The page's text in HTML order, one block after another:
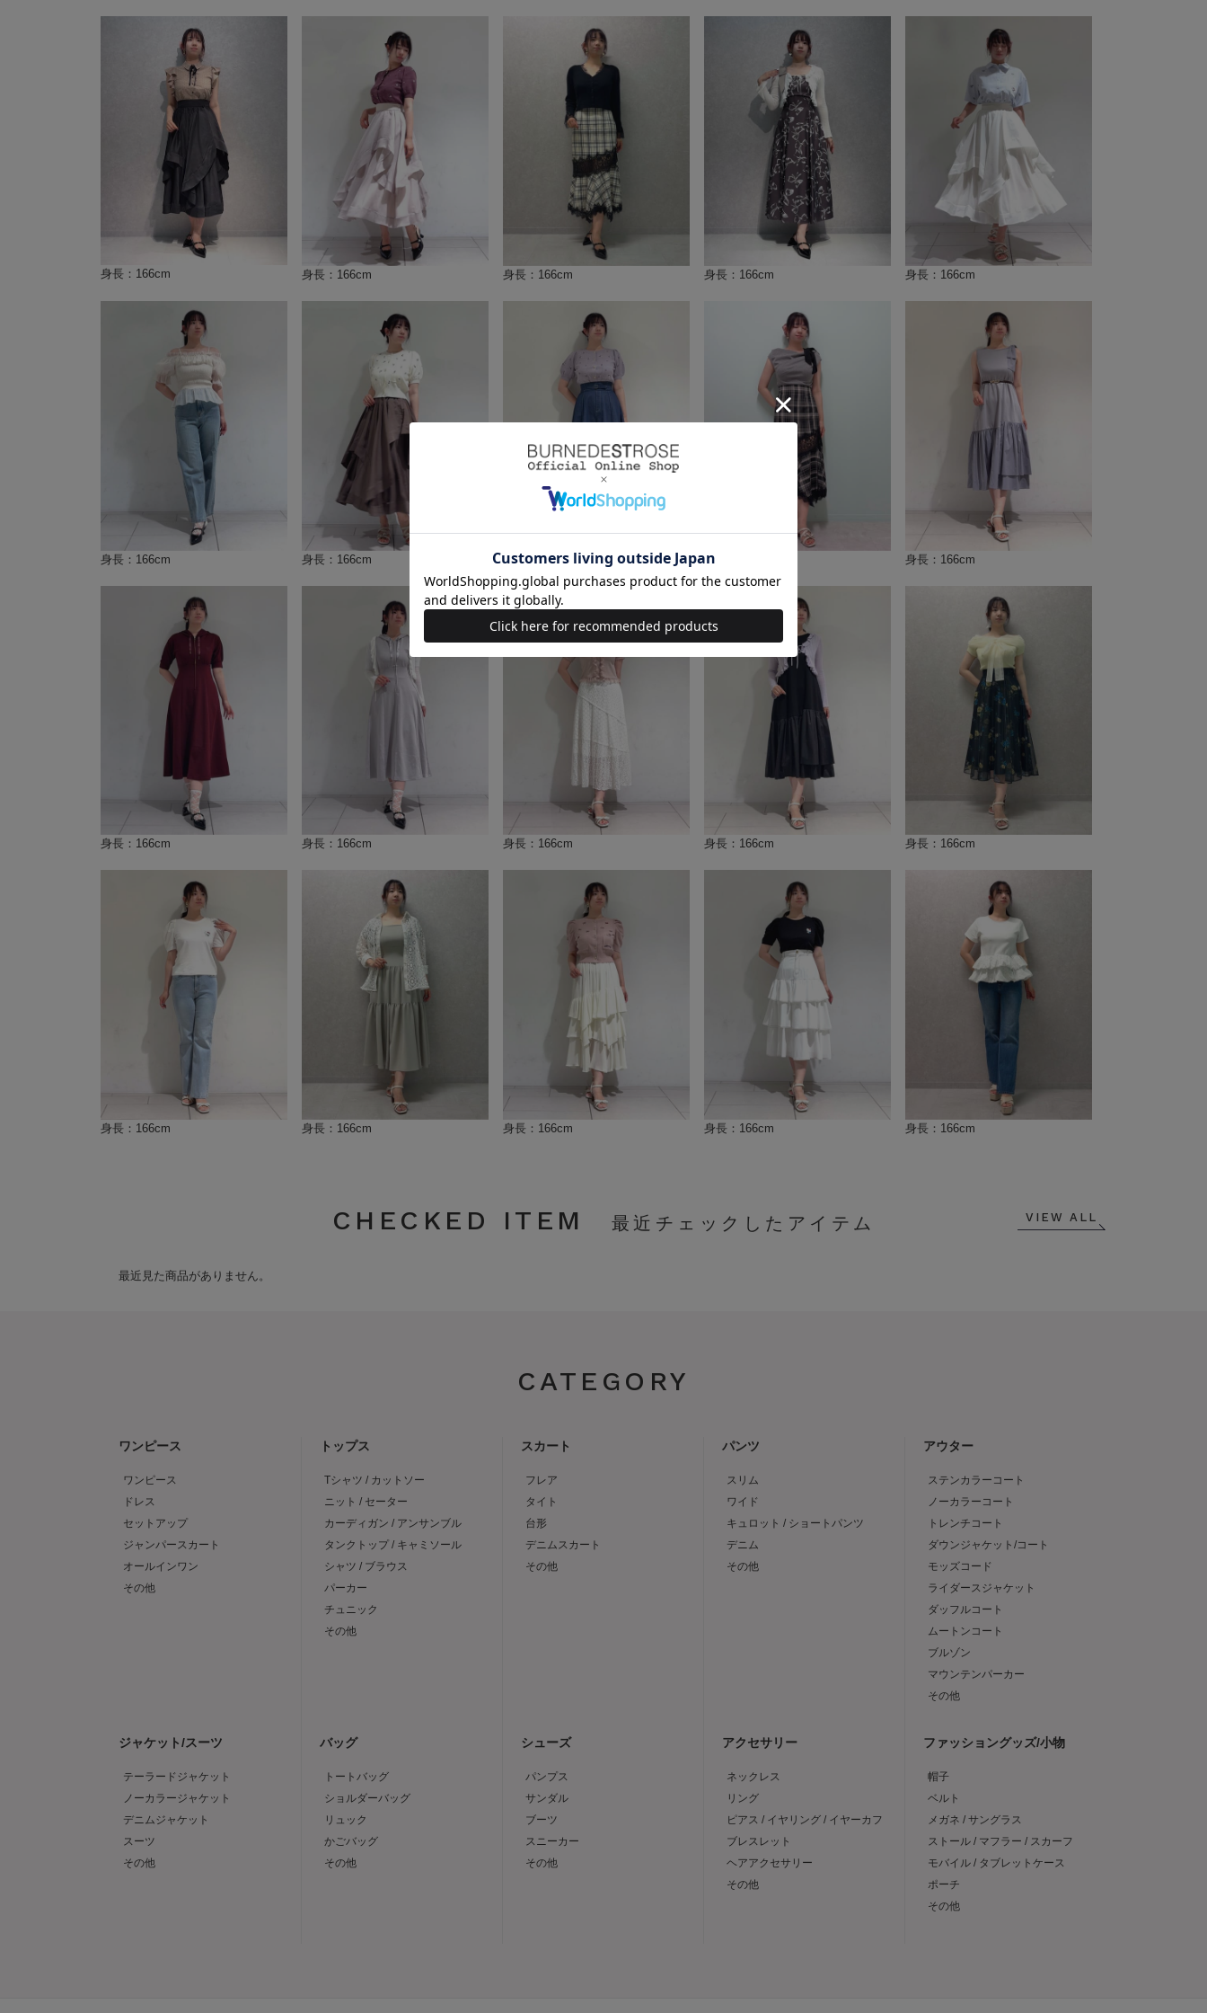
身長：166cm 身長：166cm 身長：166cm 身長：166cm 身長：166cm
身長：166cm 身長：166cm 身長：166cm 身長：166cm 身長：166cm
身長：166cm 身長：166cm 身長：166cm 身長：166cm 身長：166cm
身長：166cm 身長：166cm 身長：166cm 身長：166cm 身長：166cm
CHECKED ITEM VIEW ALL
最近見た商品がありません。
CATEGORY
ワンピース
ワンピース
ドレス
セットアップ
ジャンパースカート
オールインワン
その他
トップス
Tシャツ / カットソー
ニット / セーター
カーディガン / アンサンブル
タンクトップ / キャミソール
シャツ / ブラウス
パーカー
チュニック
その他
スカート
フレア
タイト
台形
デニムスカート
その他
パンツ
スリム
ワイド
キュロット / ショートパンツ
デニム
その他
アウター
ステンカラーコート
ノーカラーコート
トレンチコート
ダウンジャケット/コート
モッズコード
ライダースジャケット
ダッフルコート
ムートンコート
ブルゾン
マウンテンパーカー
その他
ジャケット/スーツ
テーラードジャケット
ノーカラージャケット
デニムジャケット
スーツ
その他
バッグ
トートバッグ
ショルダーバッグ
リュック
かごバッグ
その他
シューズ
パンプス
サンダル
ブーツ
スニーカー
その他
アクセサリー
ネックレス
リング
ピアス / イヤリング / イヤーカフ
ブレスレット
ヘアアクセサリー
その他
ファッショングッズ/小物
帽子
ベルト
メガネ / サングラス
ストール / マフラー / スカーフ
モバイル / タブレットケース
ポーチ
その他